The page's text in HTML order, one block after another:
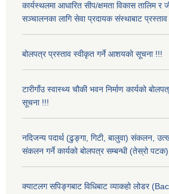
कार्यस्थलमा आधारित सीप/क्षमता विकास तालिम र
सञ्चालनका लागि सेवा प्रदायक संस्थाबाट
बोलपत्र प्रस्ताव स्वीकृत गर्ने आशयको सूचना !!!
टारीगाँउ स्वास्थ्य चौकी भवन निर्माण कार्यको
सूचना !!!
नदिजन्य पदार्थ (ढुङ्गा, गिटी, बालुवा) संकलन,
संकलन गर्ने कार्यको बोलपत्र सम्बन्धी (तेस्रो
क्याटलग सपिङ्गबाट विधिबाट व्याकहो लोडर